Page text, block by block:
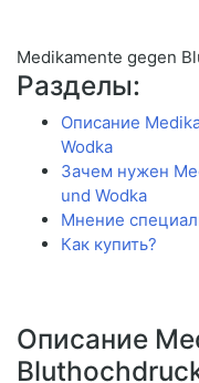
Medikamente gegen
Разделы:
Описание
Wodka
Зачем нужен
und Wodka
Мнение
Как купить?
Описание